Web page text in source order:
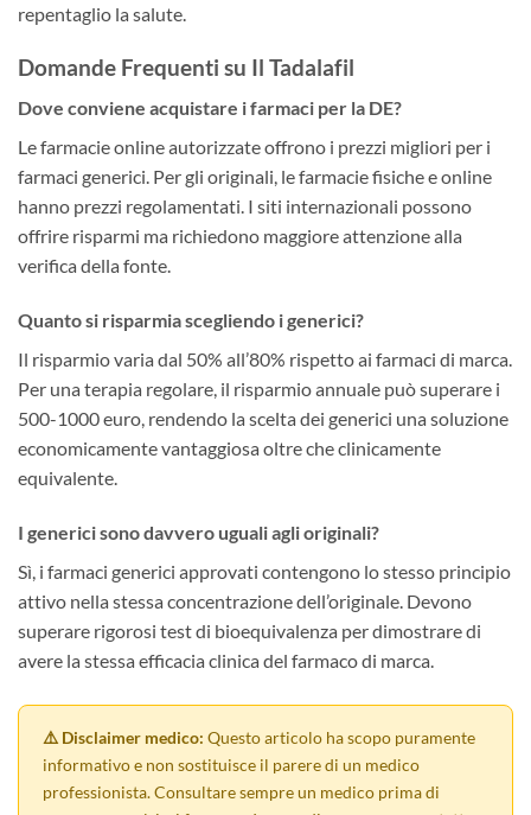
repentaglio la salute.
Domande Frequenti su Il Tadalafil
Dove conviene acquistare i farmaci per la DE?
Le farmacie online autorizzate offrono i prezzi migliori per i
farmaci generici. Per gli originali, le farmacie fisiche e online
hanno prezzi regolamentati. I siti internazionali possono
offrire risparmi ma richiedono maggiore attenzione alla
verifica della fonte.
Quanto si risparmia scegliendo i generici?
Il risparmio varia dal 50% all’80% rispetto ai farmaci di marca.
Per una terapia regolare, il risparmio annuale può superare i
500-1000 euro, rendendo la scelta dei generici una soluzione
economicamente vantaggiosa oltre che clinicamente
equivalente.
I generici sono davvero uguali agli originali?
Sì, i farmaci generici approvati contengono lo stesso principio
attivo nella stessa concentrazione dell’originale. Devono
superare rigorosi test di bioequivalenza per dimostrare di
avere la stessa efficacia clinica del farmaco di marca.
⚠️ Disclaimer medico: Questo articolo ha scopo puramente
informativo e non sostituisce il parere di un medico
professionista. Consultare sempre un medico prima di